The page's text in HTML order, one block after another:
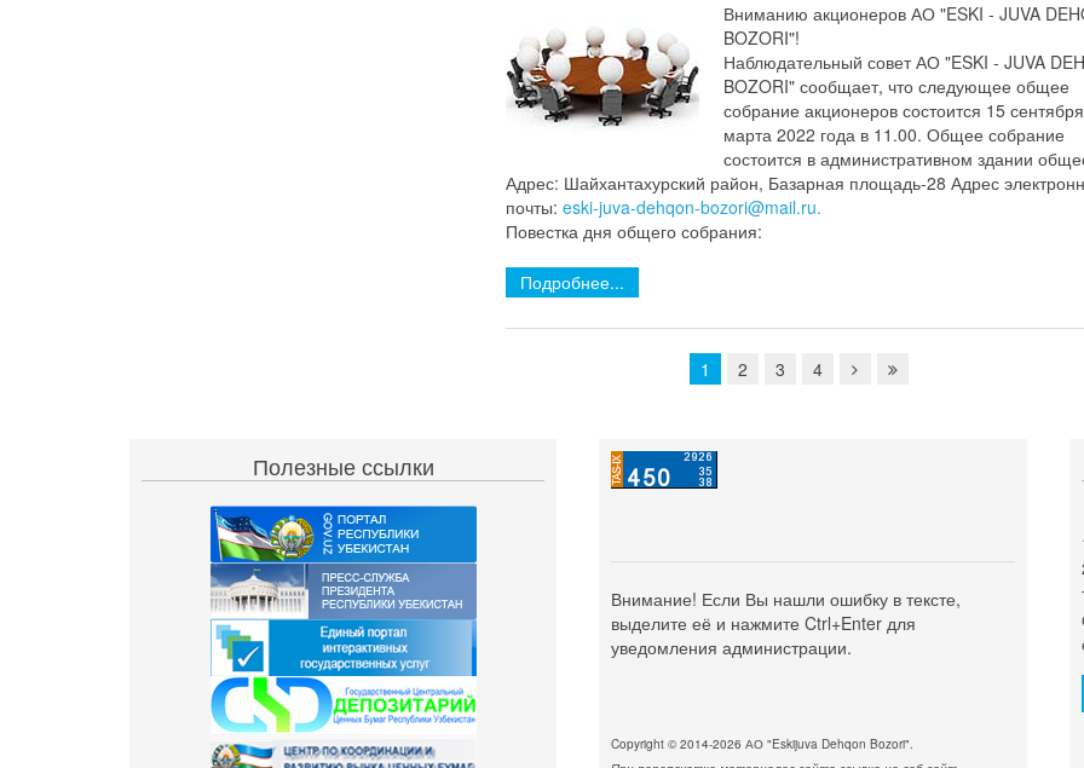
Вниманию акционеров АО "ESKI - JUVA
BOZORI"!
Наблюдательный совет АО "ESKI - JUVA
BOZORI" сообщает, что следующее общее
собрание акционеров состоится 15 сентября
марта 2022 года в 11.00. Общее собрание
состоится в административном здании
Адрес: Шайхантахурский район, Базарная площадь-28 Адрес
почты: eski-juva-dehqon-bozori@mail.ru.
Повестка дня общего собрания:
Подробнее...
1 2 3 4
Полезные ссылки
Внимание! Если Вы нашли ошибку в тексте,
выделите её и нажмите Ctrl+Enter для
уведомления администрации.
Copyright © 2014-2026 АО "Eskijuva Dehqon Bozori".